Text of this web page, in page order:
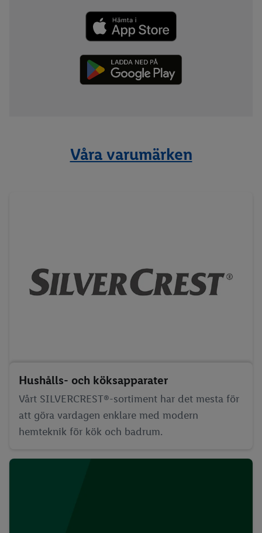
Våra varumärken
Hushålls- och köksapparater
Vårt SILVERCREST®-sortiment har det mesta för
att göra vardagen enklare med modern
hemteknik för kök och badrum.